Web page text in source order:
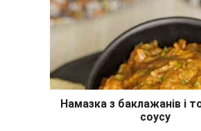
Намазка з баклажанів і
соусу